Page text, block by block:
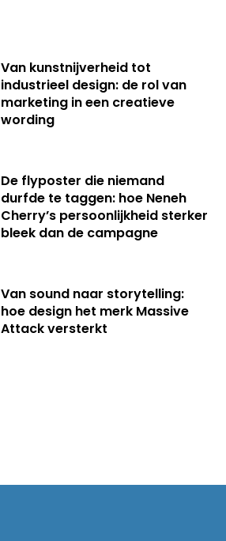
Van kunstnijverheid tot
industrieel design: de rol van
marketing in een creatieve
wording
De flyposter die niemand
durfde te taggen: hoe Neneh
Cherry’s persoonlijkheid sterker
bleek dan de campagne
Van sound naar storytelling:
hoe design het merk Massive
Attack versterkt